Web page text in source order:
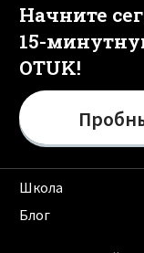
Начните
15-
OTUK!
Школа
Блог